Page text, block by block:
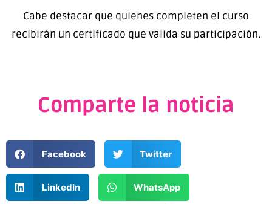
Cabe destacar que quienes completen el curso
recibirán un certificado que valida su participación.
Comparte la noticia
Facebook Twitter
LinkedIn WhatsApp